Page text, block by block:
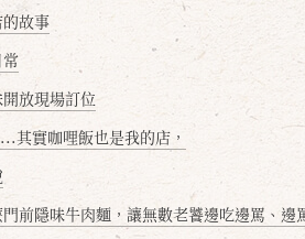
故事
放現場訂位
其實咖哩飯也是我的店，
門前隱味牛肉麵，讓無數老饕邊吃邊罵、邊罵邊愛